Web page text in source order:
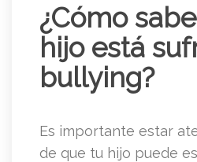
¿Cómo
hijo está
bullying?
Es importante estar
de que tu hijo puede